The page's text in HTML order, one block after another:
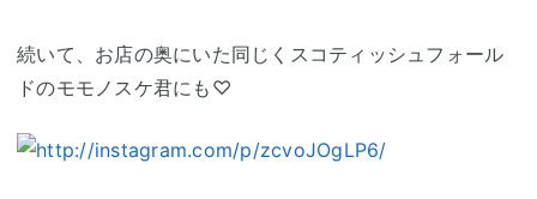
続いて、お店の奥にいた同じくスコティッシュフォール
ドのモモノスケ君にも♡